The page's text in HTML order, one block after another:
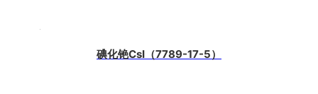
碘化铯CsI（7789-17-5）